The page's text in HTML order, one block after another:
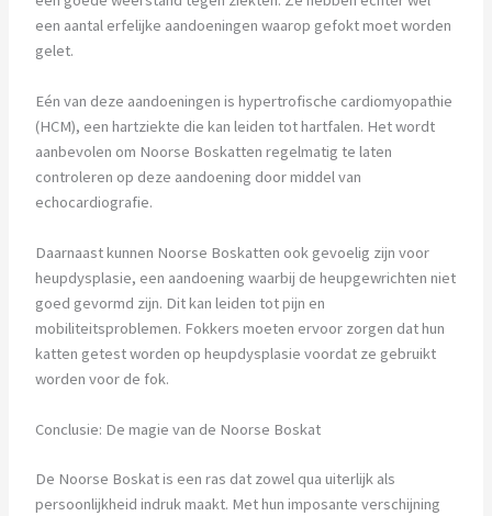
een aantal erfelijke aandoeningen waarop gefokt moet worden
gelet.
Eén van deze aandoeningen is hypertrofische cardiomyopathie
(HCM), een hartziekte die kan leiden tot hartfalen. Het wordt
aanbevolen om Noorse Boskatten regelmatig te laten
controleren op deze aandoening door middel van
echocardiografie.
Daarnaast kunnen Noorse Boskatten ook gevoelig zijn voor
heupdysplasie, een aandoening waarbij de heupgewrichten niet
goed gevormd zijn. Dit kan leiden tot pijn en
mobiliteitsproblemen. Fokkers moeten ervoor zorgen dat hun
katten getest worden op heupdysplasie voordat ze gebruikt
worden voor de fok.
Conclusie: De magie van de Noorse Boskat
De Noorse Boskat is een ras dat zowel qua uiterlijk als
persoonlijkheid indruk maakt. Met hun imposante verschijning